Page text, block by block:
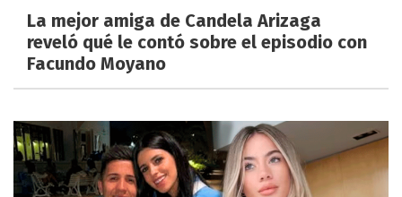
La mejor amiga de Candela Arizaga
reveló qué le contó sobre el episodio con
Facundo Moyano